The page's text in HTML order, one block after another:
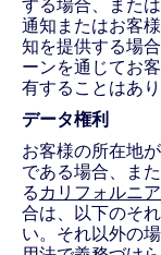
する場合、また
通知またはお客
知を提供する場
ーンを通じてお
有することはあり
データ権利
お客様の所在地が
である場合、ま
るカリフォルニ
合は、以下のそ
い。それ以外の